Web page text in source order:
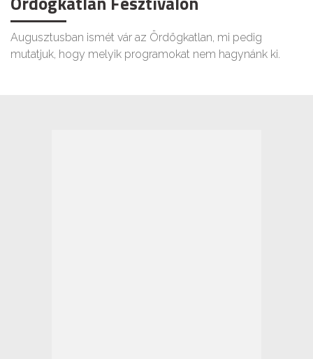
Augusztusban ismét vár az Ördögkatlan, mi pedig
mutatjuk, hogy melyik programokat nem hagynánk ki.